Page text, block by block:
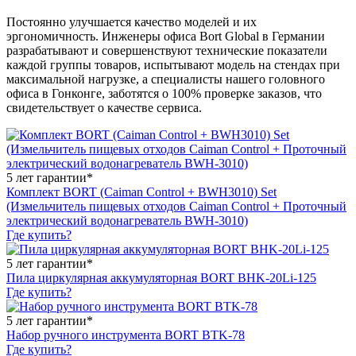
Постоянно улучшается качество моделей и их
эргономичность. Инженеры офиса Bort Global в Германии
разрабатывают и совершенствуют технические показатели
каждой группы товаров, испытывают модель на стендах при
максимальной нагрузке, а специалисты нашего головного
офиса в Гонконге, заботятся о 100% проверке заказов, что
свидетельствует о качестве сервиса.
5 лет гарантии*
Комплект BORT (Caiman Control + BWH3010) Set
(Измельчитель пищевых отходов Caiman Control + Проточный
электрический водонагреватель BWH-3010)
Где купить?
5 лет гарантии*
Пила циркулярная аккумуляторная BORT BHK-20Li-125
Где купить?
5 лет гарантии*
Набор ручного инструмента BORT BTK-78
Где купить?